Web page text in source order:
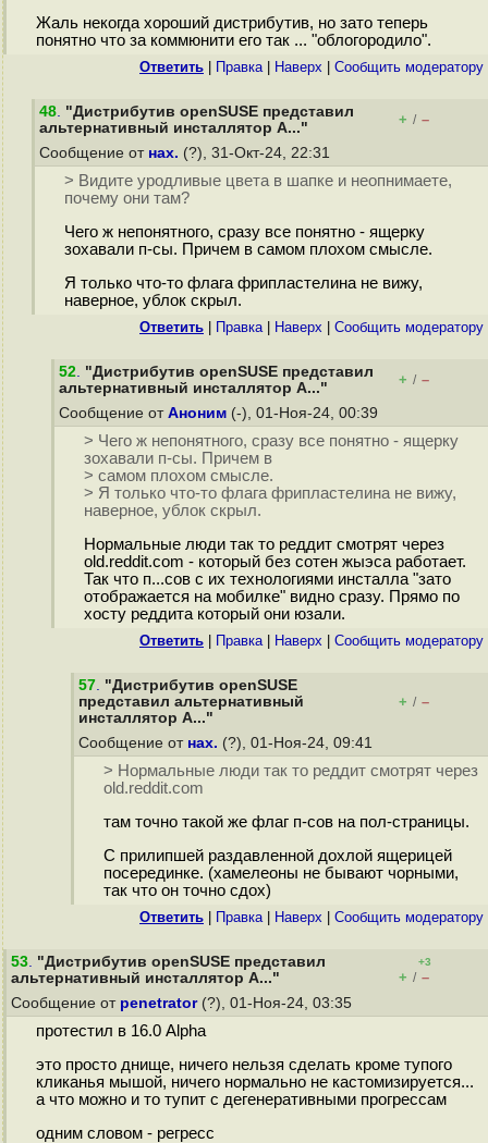
Жаль некогда хороший дистрибутив, но зато теперь
понятно что за коммюнити его так ... "облогородило".
Ответить Правка| Наверх Cообщить модератору
48. "Дистрибутив openSUSE представил
альтернативный инсталлятор A..."
+ / –
Сообщение от нах. (?), 31-Окт-24, 22:31
> Видите уродливые цвета в шапке и неопнимаете,
почему они там?
Чего ж непонятного, сразу все понятно - ящерку
зохавали п-сы. Причем в самом плохом смысле.
Я только что-то флага фрипластелина не вижу,
наверное, ублок скрыл.
Ответить Правка| Наверх Cообщить модератору
52. "Дистрибутив openSUSE представил
альтернативный инсталлятор A..."
+ / –
Сообщение от Аноним (-), 01-Ноя-24, 00:39
> Чего ж непонятного, сразу все понятно - ящерку
зохавали п-сы. Причем в
> самом плохом смысле.
> Я только что-то флага фрипластелина не вижу,
наверное, ублок скрыл.
Нормальные люди так то реддит смотрят через
old.reddit.com - который без сотен жыэса работает.
Так что п...сов с их технологиями инсталла "зато
отображается на мобилке" видно сразу. Прямо по
хосту реддита который они юзали.
Ответить Правка| Наверх Cообщить модератору
57. "Дистрибутив openSUSE
представил альтернативный
инсталлятор A..."
+ / –
Сообщение от нах. (?), 01-Ноя-24, 09:41
> Нормальные люди так то реддит смотрят через
old.reddit.com
там точно такой же флаг п-сов на пол-страницы.
С прилипшей раздавленной дохлой ящерицей
посерединке. (хамелеоны не бывают чорными,
так что он точно сдох)
Ответить Правка| Наверх Cообщить модератору
53. "Дистрибутив openSUSE представил
альтернативный инсталлятор A..."
+3
+ / –
Сообщение от penetrator(?), 01-Ноя-24, 03:35
протестил в 16.0 Alpha
это просто днище, ничего нельзя сделать кроме тупого
кликанья мышой, ничего нормально не кастомизируется...
а что можно и то тупит с дегенеративными прогрессам
одним словом - регресс